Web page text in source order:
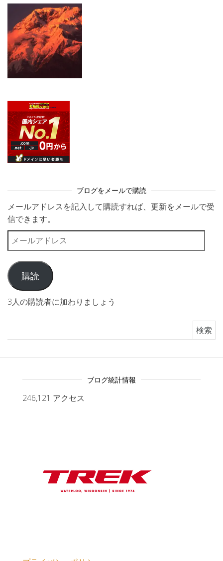
ブログをメールで購読
メールアドレスを記入して購読すれば、更新をメールで受
信できます。
メールアドレス
購読
3人の購読者に加わりましょう
ブログ統計情報
246,121 アクセス